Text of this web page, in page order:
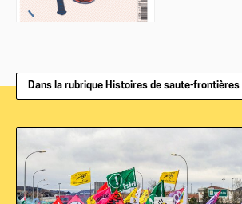
Dans la rubrique Histoires de saute-frontières